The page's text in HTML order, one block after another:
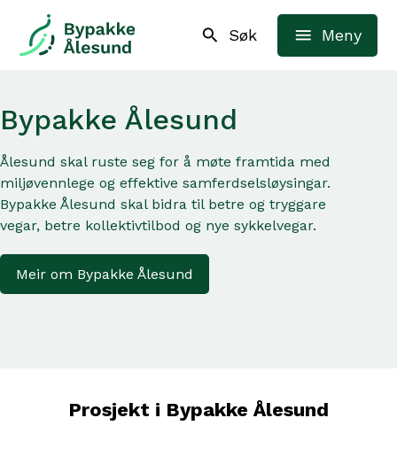
Bypakke Ålesund
Søk Meny
Bypakke Ålesund
Ålesund skal ruste seg for å møte framtida med
miljøvennlege og effektive samferdselsløysingar.
Bypakke Ålesund skal bidra til betre og tryggare
vegar, betre kollektivtilbod og nye sykkelvegar.
Meir om Bypakke Ålesund
Prosjekt i Bypakke Ålesund